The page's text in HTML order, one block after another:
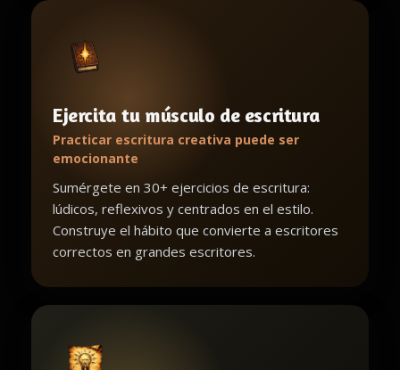
Ejercita tu músculo de escritura
Practicar escritura creativa puede ser
emocionante
Sumérgete en 30+ ejercicios de escritura:
lúdicos, reflexivos y centrados en el estilo.
Construye el hábito que convierte a escritores
correctos en grandes escritores.